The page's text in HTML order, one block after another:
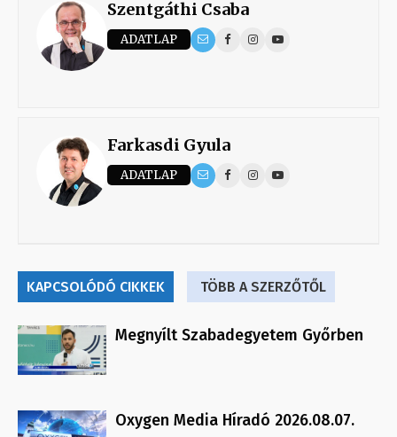
Szentgáthi Csaba
ADATLAP
Farkasdi Gyula
ADATLAP
KAPCSOLÓDÓ CIKKEK TÖBB A SZERZŐTŐL
Megnyílt Szabadegyetem Győrben
Oxygen Media Híradó 2026.08.07.